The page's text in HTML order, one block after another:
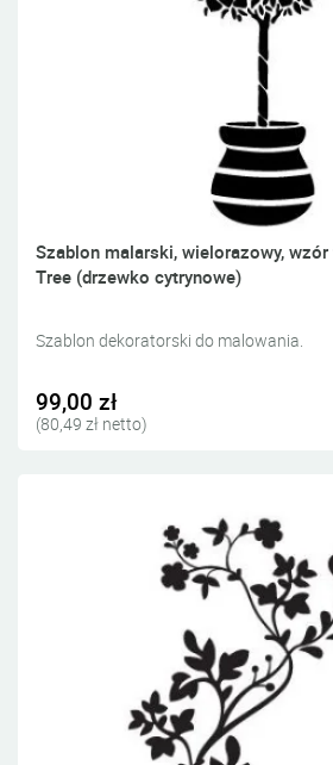
Szablon malarski, wielorazowy,
Tree (drzewko cytrynowe)
Szablon dekoratorski do malowania.
99,00 zł
(80,49 zł netto)